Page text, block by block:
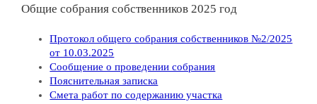
Общие собрания собственников 2025 год
Протокол общего собрания собственников №2/2025
от 10.03.2025
Сообщение о проведении собрания
Пояснительная записка
Смета работ по содержанию участка